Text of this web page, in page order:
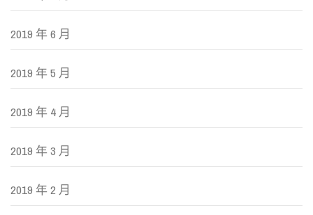
2019 年 6 月
2019 年 5 月
2019 年 4 月
2019 年 3 月
2019 年 2 月